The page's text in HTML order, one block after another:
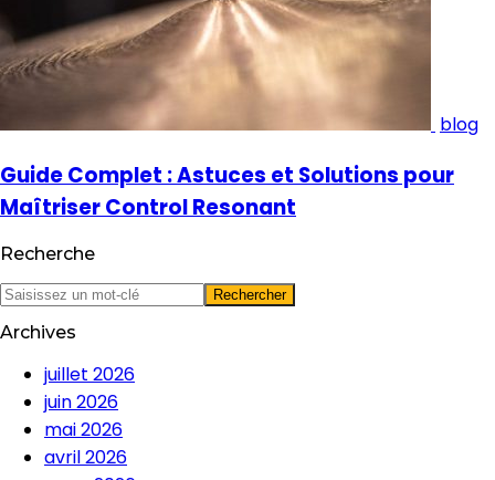
blog
Guide Complet : Astuces et Solutions pour
Maîtriser Control Resonant
Recherche
Archives
juillet 2026
juin 2026
mai 2026
avril 2026